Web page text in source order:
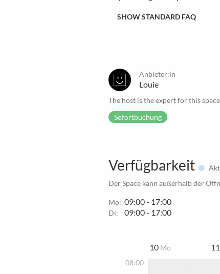
SHOW STANDARD FAQ
Anbieter:in
Louie
The host is the expert for this
Sofortbuchung
Verfügbarkeit
Der Space kann außerhalb der
Mo: 09:00 - 17:00
Di: 09:00 - 17:00
10 Mo 11
08:00